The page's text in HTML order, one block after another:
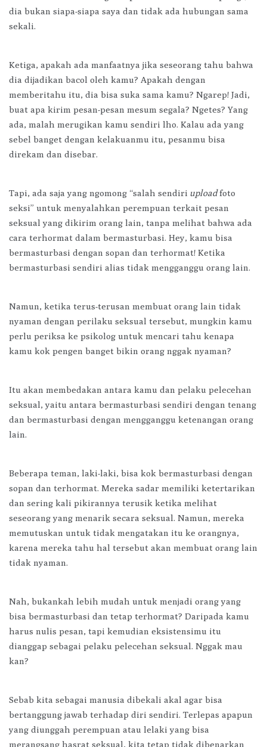
dia bukan siapa-siapa saya dan tidak ada hubungan sama
sekali.
Ketiga, apakah ada manfaatnya jika seseorang tahu bahwa
dia dijadikan bacol oleh kamu? Apakah dengan
memberitahu itu, dia bisa suka sama kamu? Ngarep! Jadi,
buat apa kirim pesan-pesan mesum segala? Ngetes? Yang
ada, malah merugikan kamu sendiri lho. Kalau ada yang
sebel banget dengan kelakuanmu itu, pesanmu bisa
direkam dan disebar.
Tapi, ada saja yang ngomong “salah sendiri uploadfoto
seksi” untuk menyalahkan perempuan terkait pesan
seksual yang dikirim orang lain, tanpa melihat bahwa ada
cara terhormat dalam bermasturbasi. Hey, kamu bisa
bermasturbasi dengan sopan dan terhormat! Ketika
bermasturbasi sendiri alias tidak mengganggu orang lain.
Namun, ketika terus-terusan membuat orang lain tidak
nyaman dengan perilaku seksual tersebut, mungkin kamu
perlu periksa ke psikolog untuk mencari tahu kenapa
kamu kok pengen banget bikin orang nggak nyaman?
Itu akan membedakan antara kamu dan pelaku pelecehan
seksual, yaitu antara bermasturbasi sendiri dengan tenang
dan bermasturbasi dengan mengganggu ketenangan orang
lain.
Beberapa teman, laki-laki, bisa kok bermasturbasi dengan
sopan dan terhormat. Mereka sadar memiliki ketertarikan
dan sering kali pikirannya terusik ketika melihat
seseorang yang menarik secara seksual. Namun, mereka
memutuskan untuk tidak mengatakan itu ke orangnya,
karena mereka tahu hal tersebut akan membuat orang lain
tidak nyaman.
Nah, bukankah lebih mudah untuk menjadi orang yang
bisa bermasturbasi dan tetap terhormat? Daripada kamu
harus nulis pesan, tapi kemudian eksistensimu itu
dianggap sebagai pelaku pelecehan seksual. Nggak mau
kan?
Sebab kita sebagai manusia dibekali akal agar bisa
bertanggung jawab terhadap diri sendiri. Terlepas apapun
yang diunggah perempuan atau lelaki yang bisa
merangsang hasrat seksual, kita tetap tidak dibenarkan